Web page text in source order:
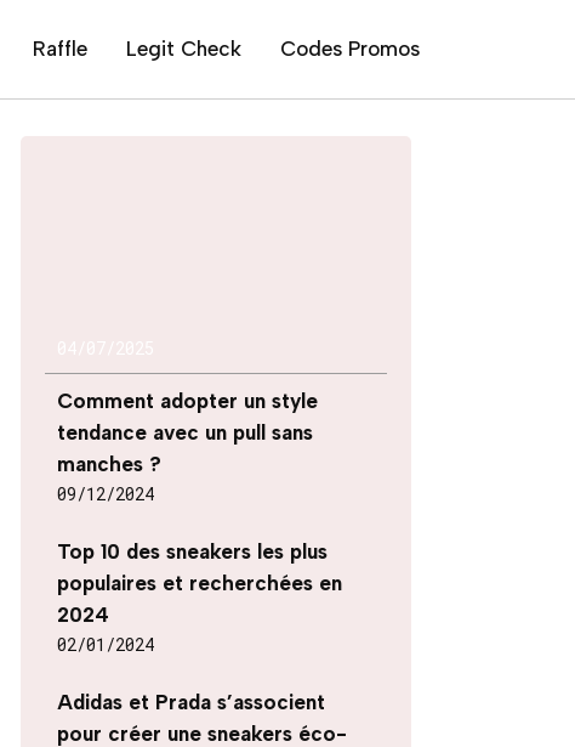
Raffle Legit Check Codes Promos
Comment adopter un style
tendance avec un pull sans
manches ?
09/12/2024
Top 10 des sneakers les plus
populaires et recherchées en
2024
02/01/2024
Adidas et Prada s’associent
pour créer une sneakers éco-